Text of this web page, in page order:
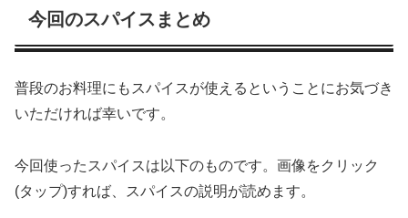
今回のスパイスまとめ
普段のお料理にもスパイスが使えるということにお気づき
いただければ幸いです。
今回使ったスパイスは以下のものです。画像をクリック
(タップ)すれば、スパイスの説明が読めます。